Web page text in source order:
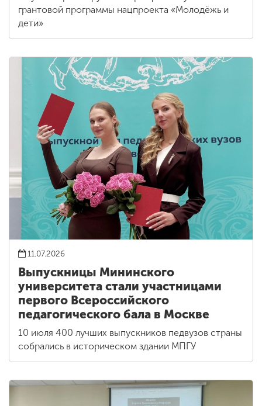
грантовой программы нацпроекта «Молодёжь и
дети»
11.07.2026
Выпускницы Мининского
университета стали участницами
первого Всероссийского
педагогического бала в Москве
10 июля 400 лучших выпускников педвузов страны
собрались в историческом здании МПГУ